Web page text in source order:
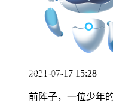
📚 课程体系
🏆 赛事题库
2021-07-17 15:28
前阵子，一位少年